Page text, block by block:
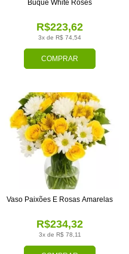
COMPRAR
3x de R$ 74,54
R$223,62
Buquê White Roses
3x de R$ 78,11
R$234,32
Vaso Paixões E Rosas Amarelas